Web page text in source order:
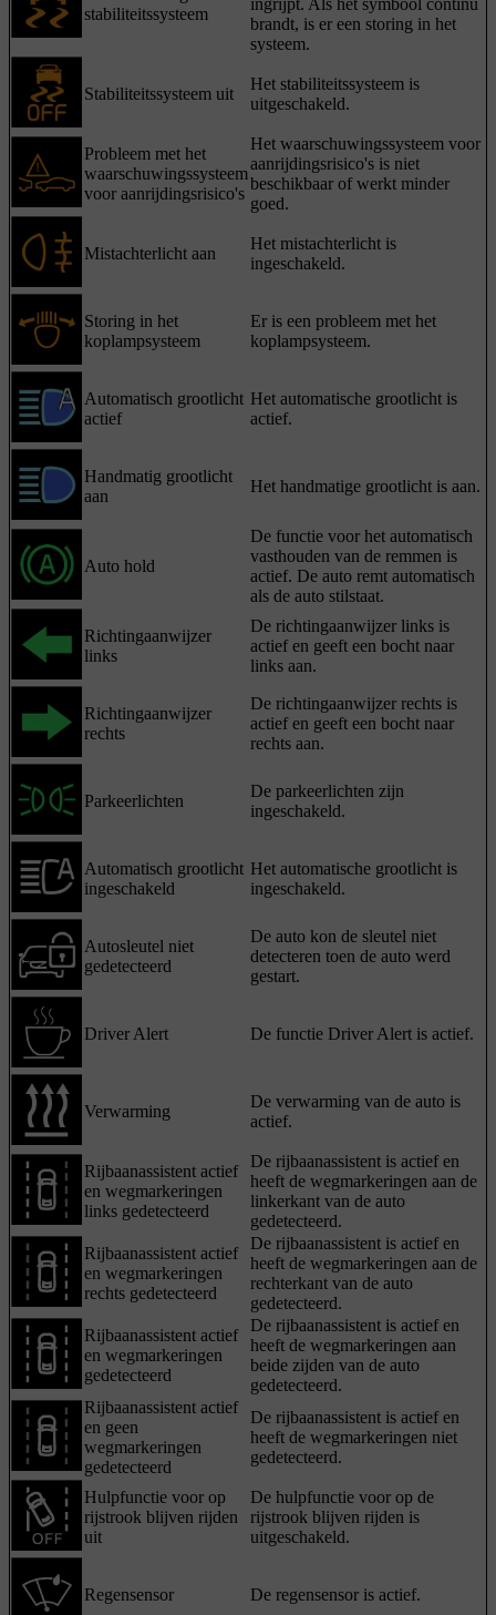
stabiliteitssysteem
brandt, is er een storing in het
systeem.
Stabiliteitssysteem uit
Het stabiliteitssysteem is
uitgeschakeld.
Probleem met het
waarschuwingssysteem
voor aanrijdingsrisico's
Het waarschuwingssysteem voor
aanrijdingsrisico's is niet
beschikbaar of werkt minder
goed.
Mistachterlicht aan
Het mistachterlicht is
ingeschakeld.
Storing in het
koplampsysteem
Er is een probleem met het
koplampsysteem.
Automatisch grootlicht
actief
Het automatische grootlicht is
actief.
Handmatig grootlicht
aan
Het handmatige grootlicht is aan.
Auto hold
De functie voor het automatisch
vasthouden van de remmen is
actief. De auto remt automatisch
als de auto stilstaat.
Richtingaanwijzer
links
De richtingaanwijzer links is
actief en geeft een bocht naar
links aan.
Richtingaanwijzer
rechts
De richtingaanwijzer rechts is
actief en geeft een bocht naar
rechts aan.
Parkeerlichten
De parkeerlichten zijn
ingeschakeld.
Automatisch grootlicht
ingeschakeld
Het automatische grootlicht is
ingeschakeld.
Autosleutel niet
gedetecteerd
De auto kon de sleutel niet
detecteren toen de auto werd
gestart.
Driver Alert De functie Driver Alert is actief.
Verwarming
De verwarming van de auto is
actief.
Rijbaanassistent actief
en wegmarkeringen
links gedetecteerd
De rijbaanassistent is actief en
heeft de wegmarkeringen aan de
linkerkant van de auto
gedetecteerd.
Rijbaanassistent actief
en wegmarkeringen
rechts gedetecteerd
De rijbaanassistent is actief en
heeft de wegmarkeringen aan de
rechterkant van de auto
gedetecteerd.
Rijbaanassistent actief
en wegmarkeringen
gedetecteerd
De rijbaanassistent is actief en
heeft de wegmarkeringen aan
beide zijden van de auto
gedetecteerd.
Rijbaanassistent actief
en geen
wegmarkeringen
gedetecteerd
De rijbaanassistent is actief en
heeft de wegmarkeringen niet
gedetecteerd.
Hulpfunctie voor op
rijstrook blijven rijden
uit
De hulpfunctie voor op de
rijstrook blijven rijden is
uitgeschakeld.
Regensensor De regensensor is actief.